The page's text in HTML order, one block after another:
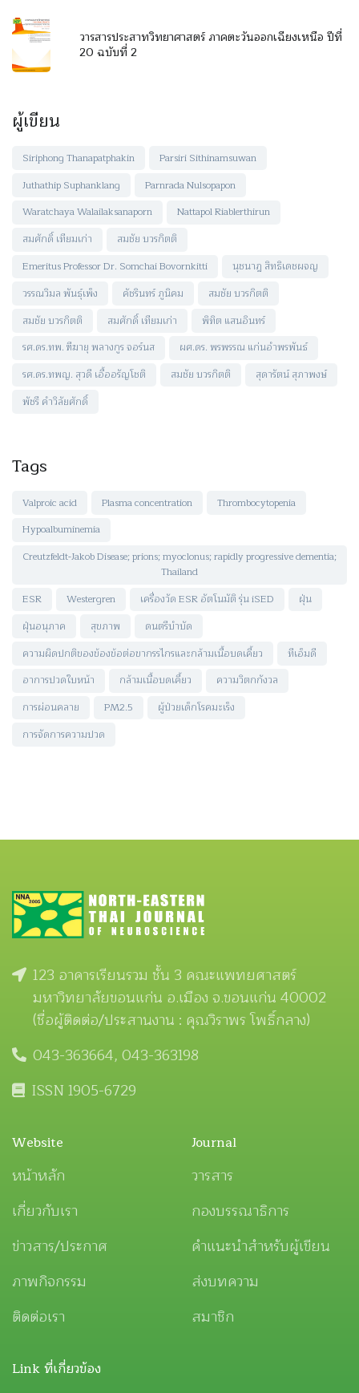
วารสารประสาทวิทยาศาสตร์ ภาคตะวันออกเฉียงเหนือ ปีที่
20 ฉบับที่ 2
ผู้เขียน
Siriphong Thanapatphakin
Parsiri Sithinamsuwan
Juthathip Suphanklang
Parnrada Nulsopapon
Waratchaya Walailaksanaporn
Nattapol Riablerthirun
สมศักดิ์ เทียมเก่า
สมชัย บวรกิตติ
Emeritus Professor Dr. Somchai Bovornkitti
นุชนาฎ สิทธิเดชผจญ
วรรณวิมล พันธุ์เพ็ง
คัชรินทร์ ภูนิคม
สมชัย บวรกิตติ
สมชัย บวรกิตติ
สมศักดิ์ เทียมเก่า
พิทิต แสนอินทร์
รศ.ดร.ทพ. ฑีฆายุ พลางกูร จอร์นส
ผศ.ดร. พรพรรณ แก่นอำพรพันธ์
รศ.ดร.ทพญ. สุวดี เอื้ออรัญโชติ
สมชัย บวรกิตติ
สุดารัตน์ สุภาพงษ์
พัชรี คำวิลัยศักดิ์
Tags
Valproic acid Plasma concentration
Thrombocytopenia
Hypoalbuminemia
Creutzfeldt-Jakob Disease; prions; myoclonus; rapidly progressive dementia;
Thailand
ESR
Westergren เครื่องวัด ESR อัตโนมัติ รุ่น iSED
ฝุ่น
ฝุ่นอนุภาค
สุขภาพ
ดนตรีบำบัด
ความผิดปกติของข้องข้อต่อขากรรไกรและกล้ามเนื้อบดเคี้ยว
ทีเอ็มดี
อาการปวดใบหน้า
กล้ามเนื้อบดเคี้ยว
ความวิตกกังวล
การผ่อนคลาย
PM2.5
ผู้ป่วยเด็กโรคมะเร็ง
การจัดการความปวด
123 อาคารเรียนรวม ชั้น 3 คณะแพทยศาสตร์
มหาวิทยาลัยขอนแก่น อ.เมือง จ.ขอนแก่น 40002
(ชื่อผู้ติดต่อ/ประสานงาน : คุณวิราพร โพธิ์กลาง)
043-363664, 043-363198
ISSN 1905-6729
Website
หน้าหลัก
เกี่ยวกับเรา
ข่าวสาร/ประกาศ
ภาพกิจกรรม
ติดต่อเรา
Journal
วารสาร
กองบรรณาธิการ
คำแนะนำสำหรับผู้เขียน
ส่งบทความ
สมาชิก
Link ที่เกี่ยวข้อง